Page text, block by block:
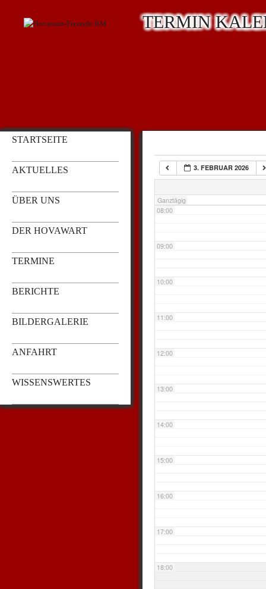
STARTSEITE
AKTUELLES
ÜBER UNS
DER HOVAWART
TERMINE
BERICHTE
BILDERGALERIE
ANFAHRT
WISSENSWERTES
TERMIN
3. FEBRUAR 2026
Ganztägig
03:00
07:00
08:00
09:00
10:00
11:00
12:00
13:00
14:00
15:00
16:00
17:00
18:00